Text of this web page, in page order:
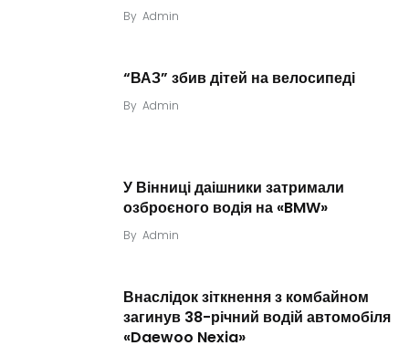
By Admin
“ВАЗ” збив дітей на велосипеді
By Admin
У Вінниці даішники затримали
озброєного водія на «BMW»
By Admin
Внаслідок зіткнення з комбайном
загинув 38-річний водій автомобіля
«Daewoo Nexia»